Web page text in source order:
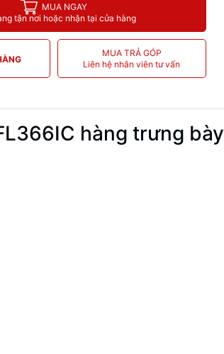
MUA NGAY
tận nơi hoặc nhận tại cửa hàng
MUA TRẢ GÓP
Liên hệ nhân viên tư vấn
hàng trưng bày